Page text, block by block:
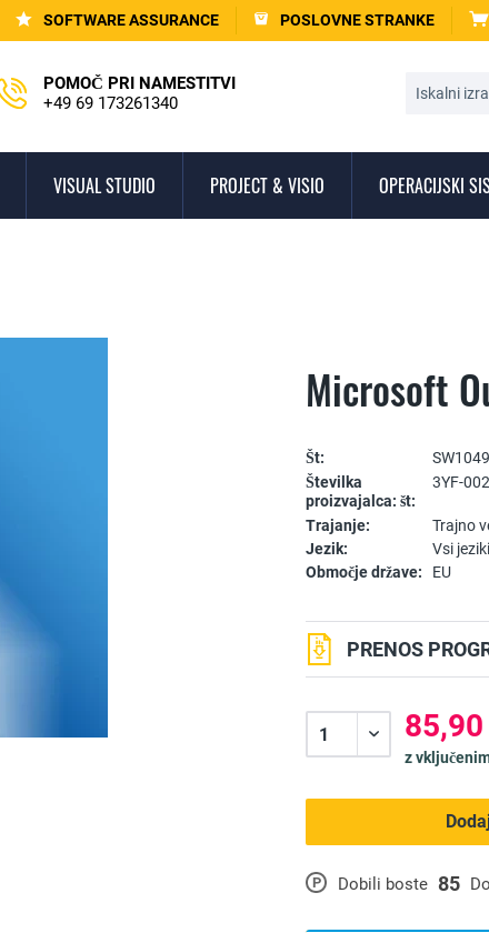
SOFTWARE ASSURANCE POSLOVNE STRANKE
POMOČ PRI NAMESTITVI
+49 69 173261340
VISUAL STUDIO PROJECT & VISIO OPERACIJSKI
Microsoft
Št:
Številka
proizvajalca: št:
3YF-
Trajanje:
Trajno
Jezik:
Vsi jeziki
Območje države:
EU
P Dobili boste 85
PRENOS
z